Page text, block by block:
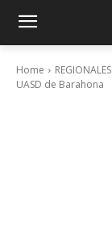
Home REGIONALES
UASD de Barahona